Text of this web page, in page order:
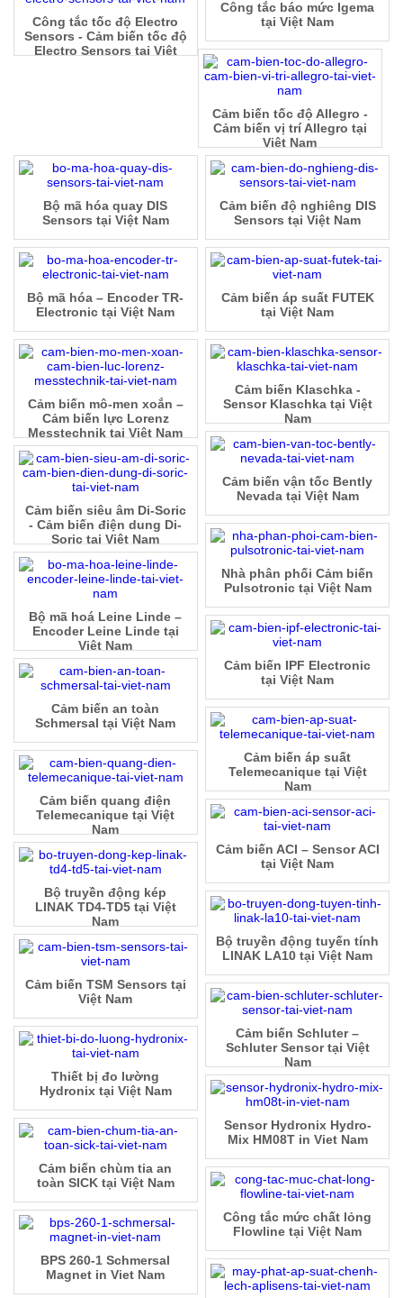
Công tắc tốc độ Electro
Sensors - Cảm biến tốc độ
Electro Sensors tại Việt
Công tắc báo mức Igema
tại Việt Nam
Cảm biến tốc độ Allegro -
Cảm biến vị trí Allegro tại
Việt Nam
Cảm biến độ nghiêng DIS
Sensors tại Việt Nam
Bộ mã hóa quay DIS
Sensors tại Việt Nam
Cảm biến áp suất FUTEK
tại Việt Nam
Bộ mã hóa – Encoder TR-
Electronic tại Việt Nam
Cảm biến Klaschka -
Sensor Klaschka tại Việt
Nam
Cảm biến mô-men xoắn –
Cảm biến lực Lorenz
Messtechnik tại Việt Nam
Cảm biến vận tốc Bently
Nevada tại Việt Nam
Cảm biến siêu âm Di-Soric
- Cảm biến điện dung Di-
Soric tại Việt Nam
Nhà phân phối Cảm biến
Pulsotronic tại Việt Nam
Bộ mã hoá Leine Linde –
Encoder Leine Linde tại
Việt Nam
Cảm biến IPF Electronic
tại Việt Nam
Cảm biến an toàn
Schmersal tại Việt Nam
Cảm biến áp suất
Telemecanique tại Việt
Nam
Cảm biến quang điện
Telemecanique tại Việt
Nam
Cảm biến ACI – Sensor ACI
tại Việt Nam
Bộ truyền động kép
LINAK TD4-TD5 tại Việt
Nam
Bộ truyền động tuyến tính
LINAK LA10 tại Việt Nam
Cảm biến TSM Sensors tại
Việt Nam
Cảm biến Schluter –
Schluter Sensor tại Việt
Nam
Thiết bị đo lường
Hydronix tại Việt Nam
Sensor Hydronix Hydro-
Mix HM08T in Viet Nam
Cảm biến chùm tia an
toàn SICK tại Việt Nam
Công tắc mức chất lỏng
Flowline tại Việt Nam
BPS 260-1 Schmersal
Magnet in Viet Nam